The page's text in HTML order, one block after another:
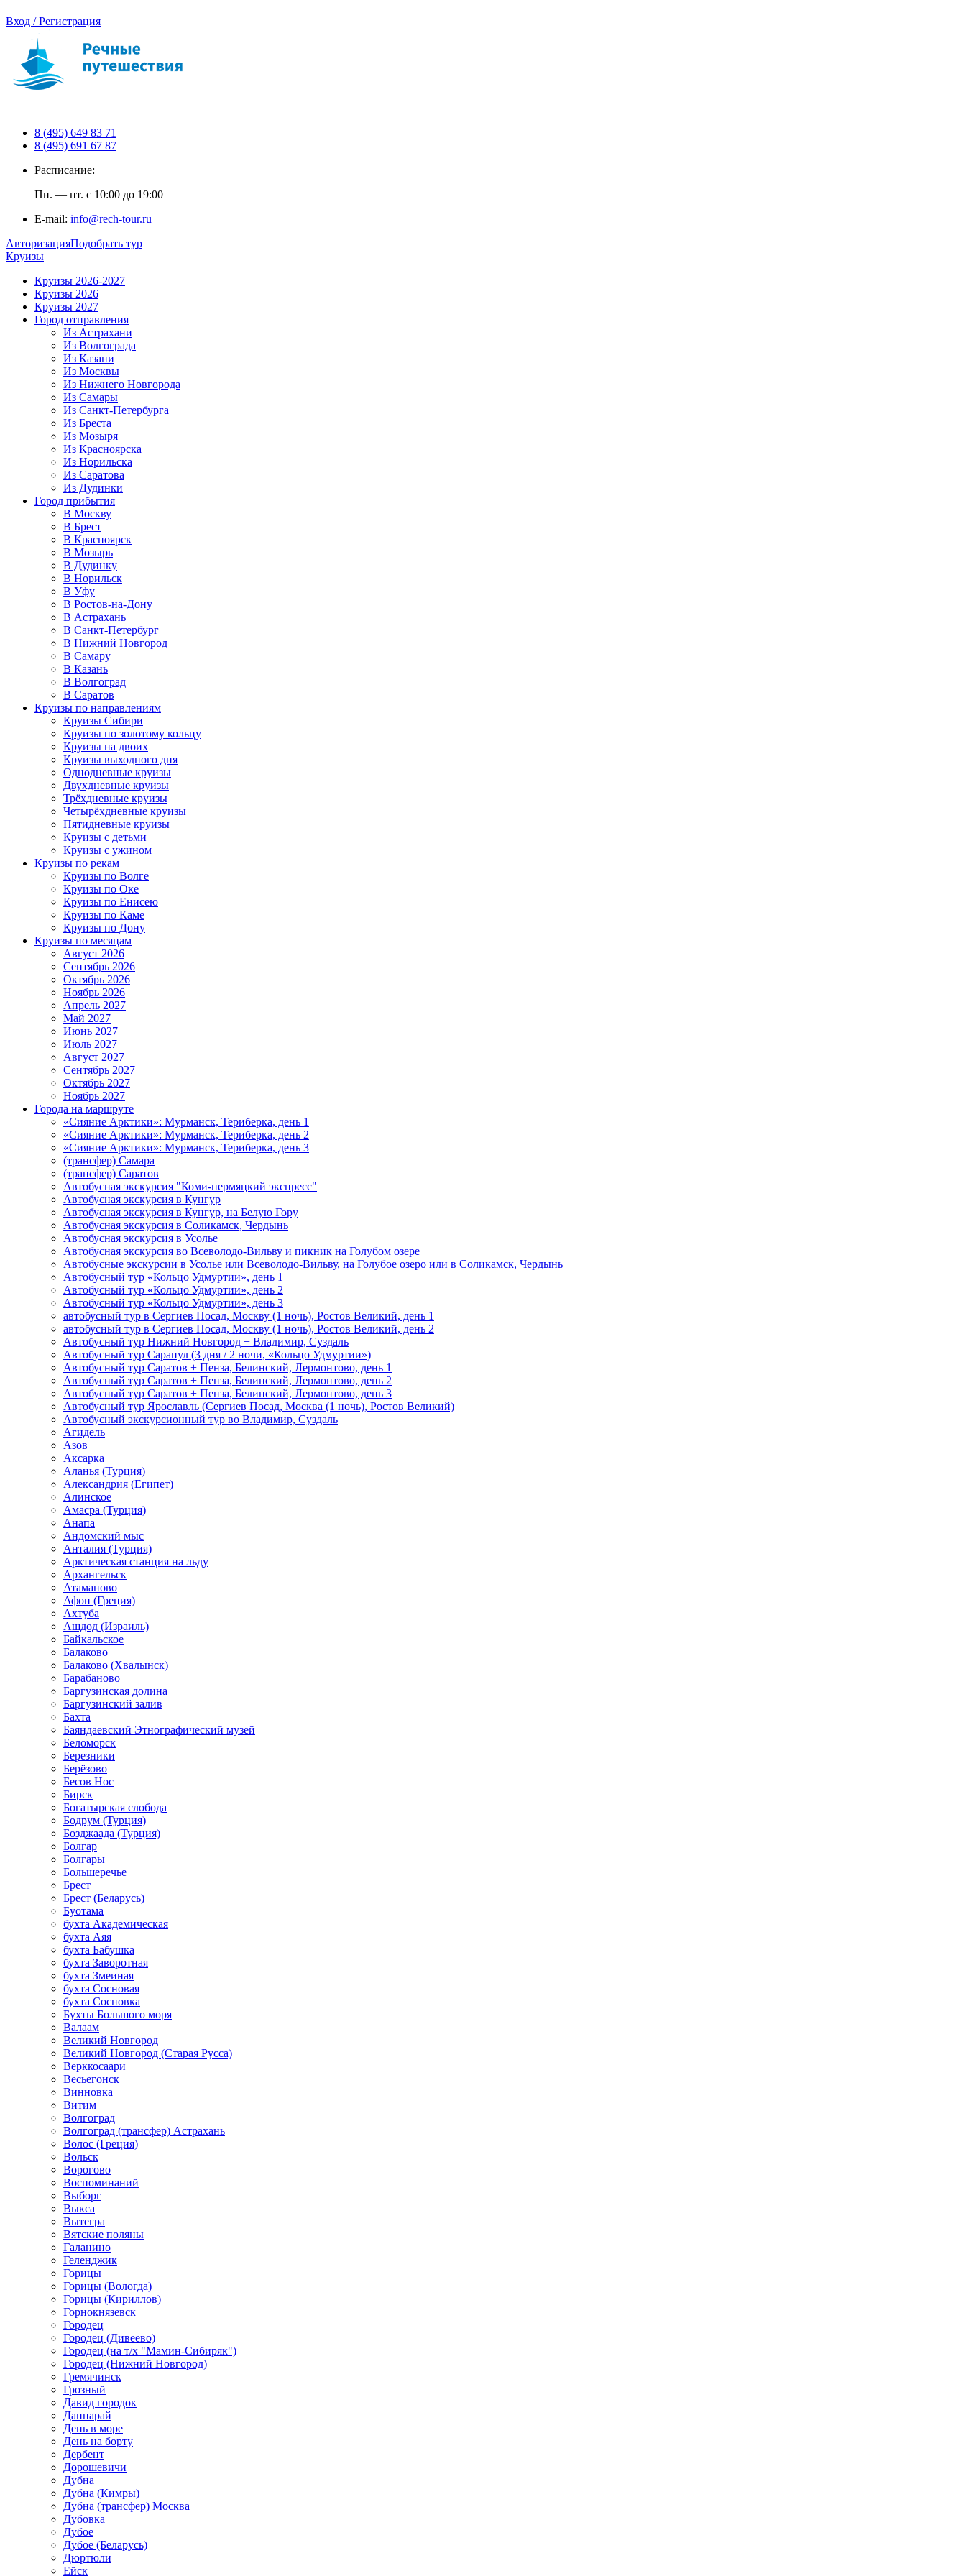
Вход / Регистрация
8 (495) 649 83 71
8 (495) 691 67 87
Расписание:
Пн. — пт. с 10:00 до 19:00
E-mail: info@rech-tour.ru
АвторизацияПодобрать тур
Круизы
Круизы 2026-2027
Круизы 2026
Круизы 2027
Город отправления
Из Астрахани
Из Волгограда
Из Казани
Из Москвы
Из Нижнего Новгорода
Из Самары
Из Санкт-Петербурга
Из Бреста
Из Мозыря
Из Красноярска
Из Норильска
Из Саратова
Из Дудинки
Город прибытия
В Москву
В Брест
В Красноярск
В Мозырь
В Дудинку
В Норильск
В Уфу
В Ростов-на-Дону
В Астрахань
В Санкт-Петербург
В Нижний Новгород
В Самару
В Казань
В Волгоград
В Саратов
Круизы по направлениям
Круизы Сибири
Круизы по золотому кольцу
Круизы на двоих
Круизы выходного дня
Однодневные круизы
Двухдневные круизы
Трёхдневные круизы
Четырёхдневные круизы
Пятидневные круизы
Круизы с детьми
Круизы с ужином
Круизы по рекам
Круизы по Волге
Круизы по Оке
Круизы по Енисею
Круизы по Каме
Круизы по Дону
Круизы по месяцам
Август 2026
Сентябрь 2026
Октябрь 2026
Ноябрь 2026
Апрель 2027
Май 2027
Июнь 2027
Июль 2027
Август 2027
Сентябрь 2027
Октябрь 2027
Ноябрь 2027
Города на маршруте
«Сияние Арктики»: Мурманск, Териберка, день 1
«Сияние Арктики»: Мурманск, Териберка, день 2
«Сияние Арктики»: Мурманск, Териберка, день 3
(трансфер) Самара
(трансфер) Саратов
Автобусная экскурсия "Коми-пермяцкий экспресс"
Автобусная экскурсия в Кунгур
Автобусная экскурсия в Кунгур, на Белую Гору
Автобусная экскурсия в Соликамск, Чердынь
Автобусная экскурсия в Усолье
Автобусная экскурсия во Всеволодо-Вильву и пикник на Голубом озере
Автобусные экскурсии в Усолье или Всеволодо-Вильву, на Голубое озеро или в Соликамск, Чердынь
Автобусный тур «Кольцо Удмуртии», день 1
Автобусный тур «Кольцо Удмуртии», день 2
Автобусный тур «Кольцо Удмуртии», день 3
автобусный тур в Сергиев Посад, Москву (1 ночь), Ростов Великий, день 1
автобусный тур в Сергиев Посад, Москву (1 ночь), Ростов Великий, день 2
Автобусный тур Нижний Новгород + Владимир, Суздаль
Автобусный тур Сарапул (3 дня / 2 ночи, «Кольцо Удмуртии»)
Автобусный тур Саратов + Пенза, Белинский, Лермонтово, день 1
Автобусный тур Саратов + Пенза, Белинский, Лермонтово, день 2
Автобусный тур Саратов + Пенза, Белинский, Лермонтово, день 3
Автобусный тур Ярославль (Сергиев Посад, Москва (1 ночь), Ростов Великий)
Автобусный экскурсионный тур во Владимир, Суздаль
Агидель
Азов
Аксарка
Аланья (Турция)
Александрия (Египет)
Алинское
Амасра (Турция)
Анапа
Андомский мыс
Анталия (Турция)
Арктическая станция на льду
Архангельск
Атаманово
Афон (Греция)
Ахтуба
Ашдод (Израиль)
Байкальское
Балаково
Балаково (Хвалынск)
Барабаново
Баргузинская долина
Баргузинский залив
Бахта
Баяндаевский Этнографический музей
Беломорск
Березники
Берёзово
Бесов Нос
Бирск
Богатырская слобода
Бодрум (Турция)
Бозджаада (Турция)
Болгар
Болгары
Большеречье
Брест
Брест (Беларусь)
Буотама
бухта Академическая
бухта Аяя
бухта Бабушка
бухта Заворотная
бухта Змеиная
бухта Сосновая
бухта Сосновка
Бухты Большого моря
Валаам
Великий Новгород
Великий Новгород (Старая Русса)
Верккосаари
Весьегонск
Винновка
Витим
Волгоград
Волгоград (трансфер) Астрахань
Волос (Греция)
Вольск
Ворогово
Воспоминаний
Выборг
Выкса
Вытегра
Вятские поляны
Галанино
Геленджик
Горицы
Горицы (Вологда)
Горицы (Кириллов)
Горнокнязевск
Городец
Городец (Дивеево)
Городец (на т/х "Мамин-Сибиряк")
Городец (Нижний Новгород)
Гремячинск
Грозный
Давид городок
Даппарай
День в море
День на борту
Дербент
Дорошевичи
Дубна
Дубна (Кимры)
Дубна (трансфер) Москва
Дубовка
Дубое
Дубое (Беларусь)
Дюртюли
Ейск